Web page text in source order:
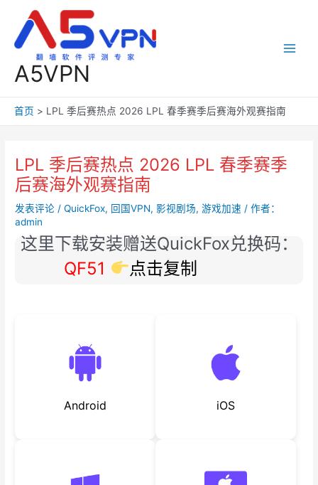
A5VPN
首页 LPL 季后赛热点 2026 LPL 春季赛季后赛海外观赛指南
LPL 季后赛热点 2026 LPL 春季赛季
后赛海外观赛指南
发表评论 /QuickFox, 回国VPN,影视剧场,游戏加速 / 作者：
admin
这里下载安装赠送QuickFox兑换码：
QF51
点击复制
Android iOS